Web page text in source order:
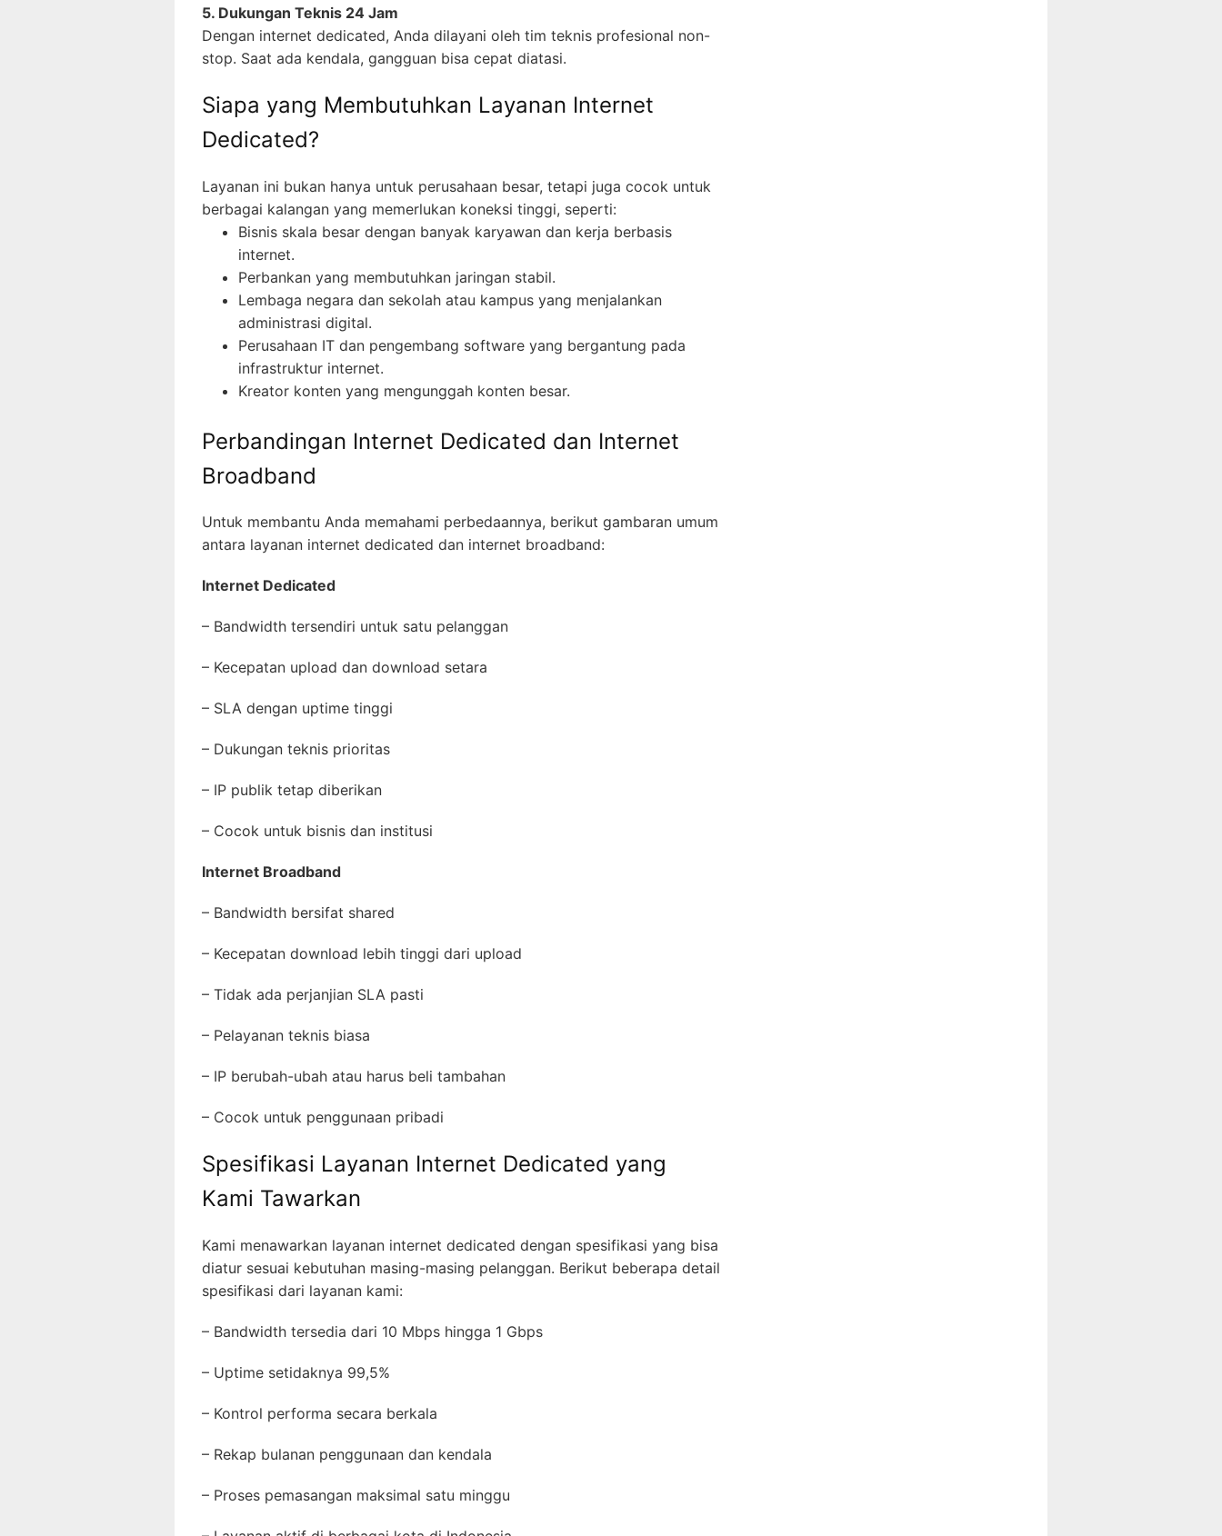
5. Dukungan Teknis 24 Jam
Dengan internet dedicated, Anda dilayani oleh tim teknis profesional non-
stop. Saat ada kendala, gangguan bisa cepat diatasi.
Siapa yang Membutuhkan Layanan Internet
Dedicated?
Layanan ini bukan hanya untuk perusahaan besar, tetapi juga cocok untuk
berbagai kalangan yang memerlukan koneksi tinggi, seperti:
Bisnis skala besar dengan banyak karyawan dan kerja berbasis
internet.
Perbankan yang membutuhkan jaringan stabil.
Lembaga negara dan sekolah atau kampus yang menjalankan
administrasi digital.
Perusahaan IT dan pengembang software yang bergantung pada
infrastruktur internet.
Kreator konten yang mengunggah konten besar.
Perbandingan Internet Dedicated dan Internet
Broadband
Untuk membantu Anda memahami perbedaannya, berikut gambaran umum
antara layanan internet dedicated dan internet broadband:
Internet Dedicated
– Bandwidth tersendiri untuk satu pelanggan
– Kecepatan upload dan download setara
– SLA dengan uptime tinggi
– Dukungan teknis prioritas
– IP publik tetap diberikan
– Cocok untuk bisnis dan institusi
Internet Broadband
– Bandwidth bersifat shared
– Kecepatan download lebih tinggi dari upload
– Tidak ada perjanjian SLA pasti
– Pelayanan teknis biasa
– IP berubah-ubah atau harus beli tambahan
– Cocok untuk penggunaan pribadi
Spesifikasi Layanan Internet Dedicated yang
Kami Tawarkan
Kami menawarkan layanan internet dedicated dengan spesifikasi yang bisa
diatur sesuai kebutuhan masing-masing pelanggan. Berikut beberapa detail
spesifikasi dari layanan kami:
– Bandwidth tersedia dari 10 Mbps hingga 1 Gbps
– Uptime setidaknya 99,5%
– Kontrol performa secara berkala
– Rekap bulanan penggunaan dan kendala
– Proses pemasangan maksimal satu minggu